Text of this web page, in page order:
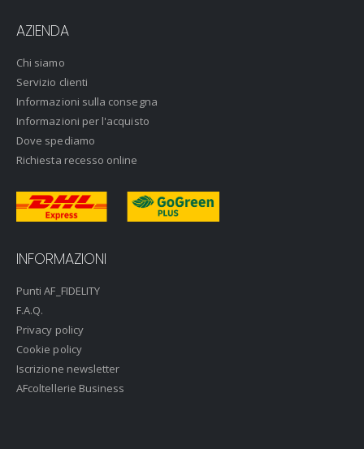
AZIENDA
Chi siamo
Servizio clienti
Informazioni sulla consegna
Informazioni per l'acquisto
Dove spediamo
Richiesta recesso online
INFORMAZIONI
Punti AF_FIDELITY
F.A.Q.
Privacy policy
Cookie policy
Iscrizione newsletter
AFcoltellerie Business